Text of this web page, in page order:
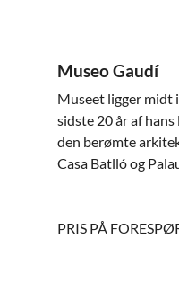
Museo Gaudí
Museet ligger midt
sidste 20 år af
den berømte
Casa Batlló og
PRIS PÅ